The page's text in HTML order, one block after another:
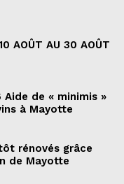
AOÛT AU 30 AOÛT
de « minimis »
à Mayotte
rénovés grâce
de Mayotte